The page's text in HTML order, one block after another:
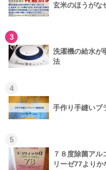
玄米のほうがな
3
洗濯機の給水が
法
4
手作り手縫いブ
5
７８度除菌アル
リーゼ77よりか